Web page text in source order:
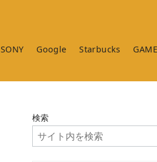
SONY Google Starbucks
検索